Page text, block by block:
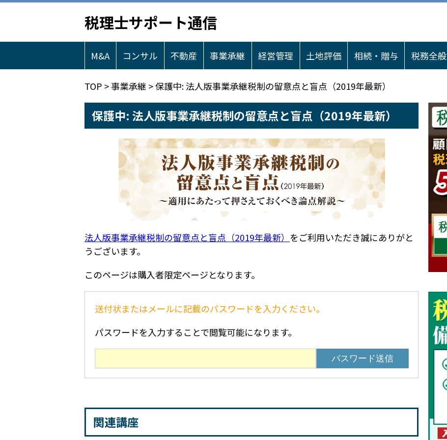
税理士サポート通信
M&A コンサル 不動産 事業承継 経営管理 土地評価 相続・贈与 税務全般
TOP >事業承継 >保護中: 法人版事業承継税制の留意点と盲点（2019年最新）
保護中: 法人版事業承継税制の留意点と盲点（2019年最新）
法人版事業承継税制の留意点と盲点（2019年最新） をご利用いただき誠にありがと
うございます。
このページは購入者限定ページとなります。
送付状またはメールに記載のパスワードを入力ください。
パスワードを入力することで閲覧可能になります。
関連講座